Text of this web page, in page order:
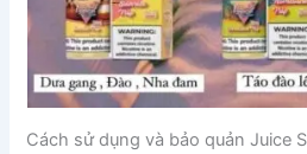
Cách sử dụng và bảo quản Juice